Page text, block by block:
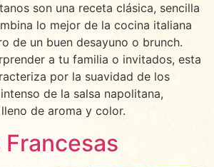
son una receta clásica, sencilla
lo mejor de la cocina italiana
de un buen desayuno o brunch.
a tu familia o invitados, esta
por la suavidad de los
de la salsa napolitana,
de aroma y color.